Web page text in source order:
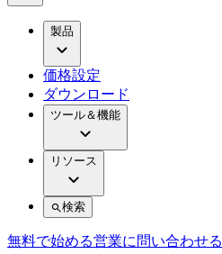
製品
価格設定
ダウンロード
ツール＆機能
リソース
検索
無料で始める営業に問い合わせる